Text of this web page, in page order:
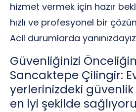
hizmet vermek için hazır
hızlı ve profesyonel bir
Acil durumlarda
Güvenliğinizi
Sancaktepe Çilingir:
yerlerinizdeki
en iyi şekilde